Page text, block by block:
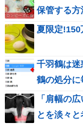
保管する方
夏限定!150
千羽鶴は
鶴の処分に
「肩幅の
とを淡々と